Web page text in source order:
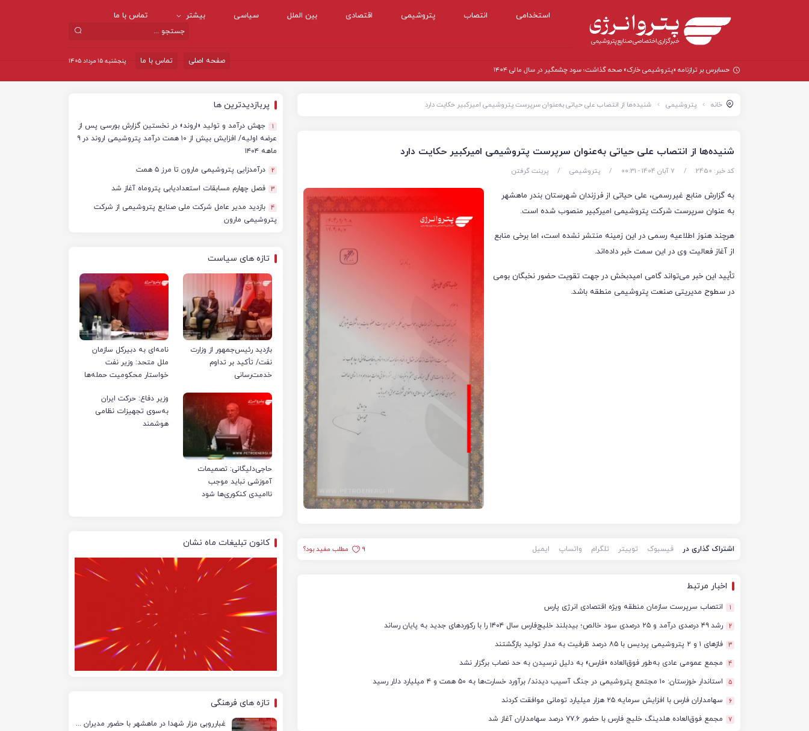
استخدامی انتصاب پتروشیمی اقتصادی بین الملل سیاسی بیشتر تماس با ما
پنجشنبه ۱۵ مرداد ۱۴۰۵ تماس با ما
صفحه اصلی
حسابرس بر ترازنامه «پتروشیمی خارک» صحه گذاشت؛ سود چشمگیر در سال مالی ۱۴۰۴
خانه پتروشیمی شنیده‌ها از انتصاب علی حیاتی به‌عنوان سرپرست پتروشیمی امیرکبیر حکایت دارد
شنیده‌ها از انتصاب علی حیاتی به‌عنوان سرپرست پتروشیمی امیرکبیر حکایت دارد
کد خبر: 2450 / 7 آبان 1404 - ۰۰:۳۱ / پتروشیمی / پرینت گرفتن
به گزارش منابع غیررسمی، علی حیاتی از فرزندان شهرستان بندر ماهشهر
به‌ عنوان سرپرست شرکت پتروشیمی امیرکبیر منصوب شده است.
هرچند هنوز اطلاعیه رسمی در این زمینه منتشر نشده است، اما برخی منابع
از آغاز فعالیت وی در این سمت خبر داده‌اند.
تأیید این خبر می‌تواند گامی امیدبخش در جهت تقویت حضور نخبگان بومی
در سطوح مدیریتی صنعت پتروشیمی منطقه باشد.
اشتراک گذاری در فیسبوک توییتر تلگرام واتساپ ایمیل 9 مطلب مفید بود؟
اخبار مرتبط
1 انتصاب سرپرست سازمان منطقه ویژه اقتصادی انرژی پارس
2 رشد ۴۹ درصدی درآمد و ۲۵ درصدی سود خالص؛ بیدبلند خلیج‌فارس سال ۱۴۰۴ را با رکوردهای جدید به پایان رساند
3 فازهای ۱ و ۲ پتروشیمی پردیس با ۸۵ درصد ظرفیت به مدار تولید بازگشتند
4 مجمع عمومی عادی به‌طور فوق‌العاده «فارس» به دلیل نرسیدن به حد نصاب برگزار نشد
5 استاندار خوزستان: ۱۰ مجتمع پتروشیمی در جنگ آسیب دیدند/ برآورد خسارت‌ها به ۵۰ همت و ۴ میلیارد دلار رسید
6 سهامداران فارس با افزایش سرمایه ۲۵ هزار میلیارد تومانی موافقت کردند
7 مجمع فوق‌العاده هلدینگ خلیج فارس با حضور ۷۷.۶ درصد سهامداران آغاز شد
پربازدیدترین ها
1
جهش درآمد و تولید «اروند» در نخستین گزارش بورسی پس از
عرضه اولیه/ افزایش بیش از ۱۰ همت درآمد پتروشیمی اروند در ۹
ماهه ۱۴۰۴
2 درآمدزایی پتروشیمی مارون تا مرز ۵ همت
3 فصل چهارم مسابقات استعدادیابی پتروماه آغاز شد
4 بازدید مدیر عامل شرکت ملی صنایع پتروشیمی از شرکت
پتروشیمی مارون
تازه های سیاست
بازدید رئیس‌جمهور از وزارت
نفت/ تأکید بر تداوم
خدمت‌رسانی
نامه‌ای به دبیرکل سازمان
ملل متحد: وزیر نفت
خواستار محکومیت حمله‌ها
ایران شد
حاجی‌دلیگانی: تصمیمات
آموزشی نباید موجب
ناامیدی کنکوری‌ها شود
وزیر دفاع: حرکت ایران
به‌سوی تجهیزات نظامی
هوشمند
کانون تبلیغات ماه نشان
تازه های فرهنگی
غبارروبی مزار شهدا در ماهشهر با حضور مدیران پتروشیمی اروند و مسئولان شهری